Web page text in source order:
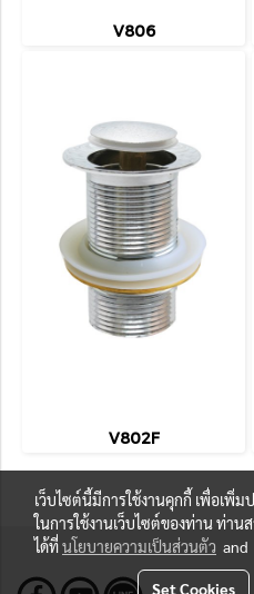
V806
V802F
เว็บไซต์นี้มีการใช้งานคุกกี้ เพื่อเ
ในการใช้งานเว็บไซต์ของท่าน ท่าน
ได้ที่นโยบายความเป็นส่วนตัว and
Set Cookies